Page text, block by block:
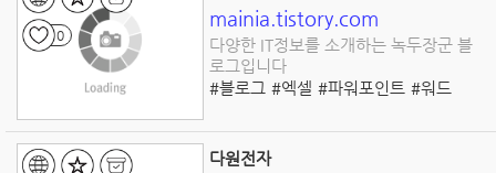
mainia.tistory.com
다양한 IT정보를 소개하는 녹두장군 블
로그입니다
#블로그 #엑셀 #파워포인트 #워드
#안드로이드 #윈도우 #워드프레스
#IT정보
0
다원전자